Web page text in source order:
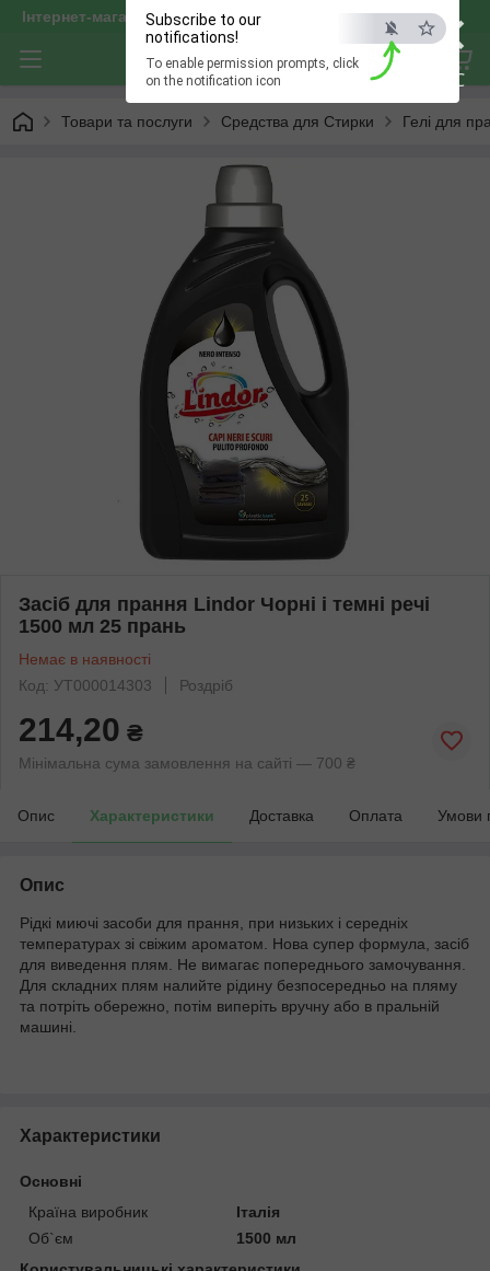
×
ESC
Subscribe to our
notifications!
To enable permission prompts, click
on the notification icon
Інтернет-магазин "optservis"
Товари та послуги Средства для Стирки Гелі для
Засіб для прання Lindor Чорні і темні речі
1500 мл 25 прань
Немає в наявності
Код: УТ000014303
Роздріб
214,20 ₴
Мінімальна сума замовлення на сайті — 700 ₴
Опис Характеристики Доставка Оплата Умови
Опис
Рідкі миючі засоби для прання, при низьких і середніх
температурах зі свіжим ароматом. Нова супер формула, засіб
для виведення плям. Не вимагає попереднього замочування.
Для складних плям налийте рідину безпосередньо на пляму
та потріть обережно, потім виперіть вручну або в пральній
машині.
Характеристики
Основні
Країна виробник
Італія
Об`єм
1500 мл